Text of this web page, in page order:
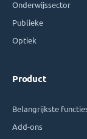
Onderwijssector
Publieke
Optiek
Product
Belangrijkste
Add-ons